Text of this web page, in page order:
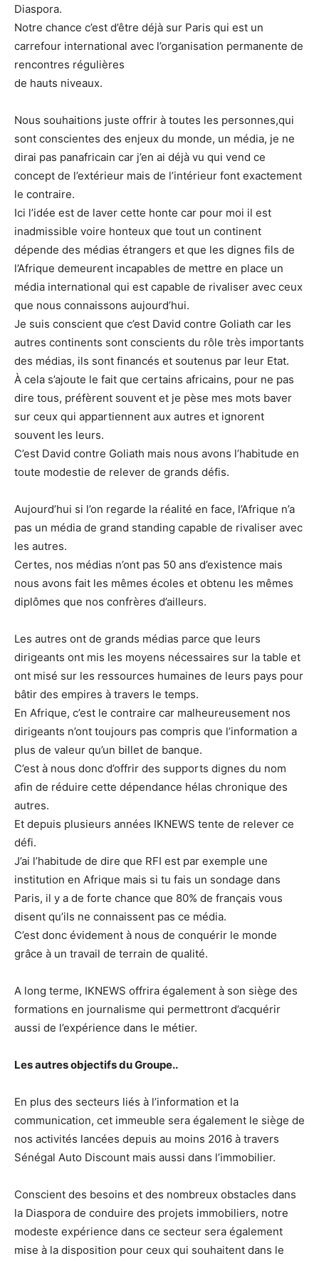
Diaspora.
Notre chance c’est d’être déjà sur Paris qui est un
carrefour international avec l’organisation permanente de
rencontres régulières
de hauts niveaux.
Nous souhaitions juste offrir à toutes les personnes,qui
sont conscientes des enjeux du monde, un média, je ne
dirai pas panafricain car j’en ai déjà vu qui vend ce
concept de l’extérieur mais de l’intérieur font exactement
le contraire.
Ici l’idée est de laver cette honte car pour moi il est
inadmissible voire honteux que tout un continent
dépende des médias étrangers et que les dignes fils de
l’Afrique demeurent incapables de mettre en place un
média international qui est capable de rivaliser avec ceux
que nous connaissons aujourd’hui.
Je suis conscient que c’est David contre Goliath car les
autres continents sont conscients du rôle très importants
des médias, ils sont financés et soutenus par leur Etat.
À cela s’ajoute le fait que certains africains, pour ne pas
dire tous, préfèrent souvent et je pèse mes mots baver
sur ceux qui appartiennent aux autres et ignorent
souvent les leurs.
C’est David contre Goliath mais nous avons l’habitude en
toute modestie de relever de grands défis.
Aujourd’hui si l’on regarde la réalité en face, l’Afrique n’a
pas un média de grand standing capable de rivaliser avec
les autres.
Certes, nos médias n’ont pas 50 ans d’existence mais
nous avons fait les mêmes écoles et obtenu les mêmes
diplômes que nos confrères d’ailleurs.
Les autres ont de grands médias parce que leurs
dirigeants ont mis les moyens nécessaires sur la table et
ont misé sur les ressources humaines de leurs pays pour
bâtir des empires à travers le temps.
En Afrique, c’est le contraire car malheureusement nos
dirigeants n’ont toujours pas compris que l’information a
plus de valeur qu’un billet de banque.
C’est à nous donc d’offrir des supports dignes du nom
afin de réduire cette dépendance hélas chronique des
autres.
Et depuis plusieurs années IKNEWS tente de relever ce
défi.
J’ai l’habitude de dire que RFI est par exemple une
institution en Afrique mais si tu fais un sondage dans
Paris, il y a de forte chance que 80% de français vous
disent qu’ils ne connaissent pas ce média.
C’est donc évidement à nous de conquérir le monde
grâce à un travail de terrain de qualité.
A long terme, IKNEWS offrira également à son siège des
formations en journalisme qui permettront d’acquérir
aussi de l’expérience dans le métier.
Les autres objectifs du Groupe..
En plus des secteurs liés à l’information et la
communication, cet immeuble sera également le siège de
nos activités lancées depuis au moins 2016 à travers
Sénégal Auto Discount mais aussi dans l’immobilier.
Conscient des besoins et des nombreux obstacles dans
la Diaspora de conduire des projets immobiliers, notre
modeste expérience dans ce secteur sera également
mise à la disposition pour ceux qui souhaitent dans le